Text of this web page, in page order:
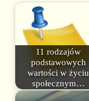
11 rodzajów
podstawowych
wartości w życiu
społecznym…